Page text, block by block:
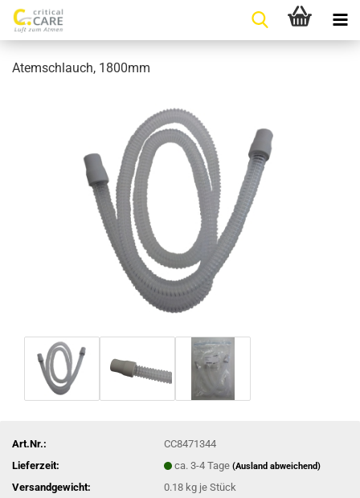
Atemschlauch, 1800mm
Art.Nr.:
CC8471344
Lieferzeit:
ca. 3-4 Tage(Ausland abweichend)
Versandgewicht: 0.18 kg je Stück